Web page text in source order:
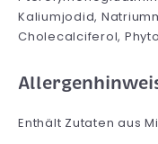
Kaliumjodid,
Cholecalciferol,
Enthält Zutaten aus